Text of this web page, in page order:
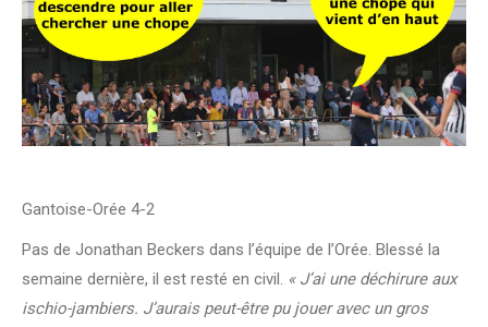
Gantoise-Orée 4-2
Pas de Jonathan Beckers dans l’équipe de l’Orée. Blessé la
semaine dernière, il est resté en civil. « J’ai une déchirure aux
ischio-jambiers. J’aurais peut-être pu jouer avec un gros